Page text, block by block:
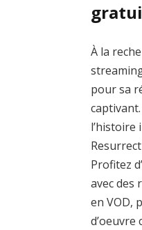
À la
pour sa
l’histoire
Profitez
avec des
en VOD,
d’oeuvre